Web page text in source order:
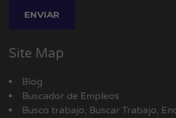
Site Map
Blog
Buscador de Empleos
Busco trabajo, Buscar Trabajo,